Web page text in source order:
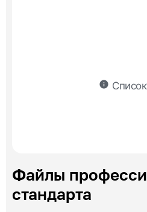
info
Файлы
стандарта